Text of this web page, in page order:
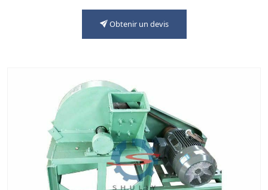
Obtenir un devis